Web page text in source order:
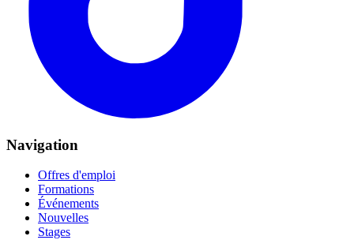
Navigation
Offres d'emploi
Formations
Événements
Nouvelles
Stages